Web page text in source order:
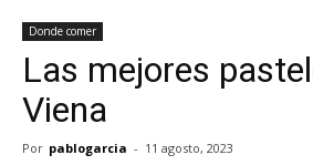
Donde comer
Las mejores
Viena
Por pablogarcia - 11 agosto, 2023